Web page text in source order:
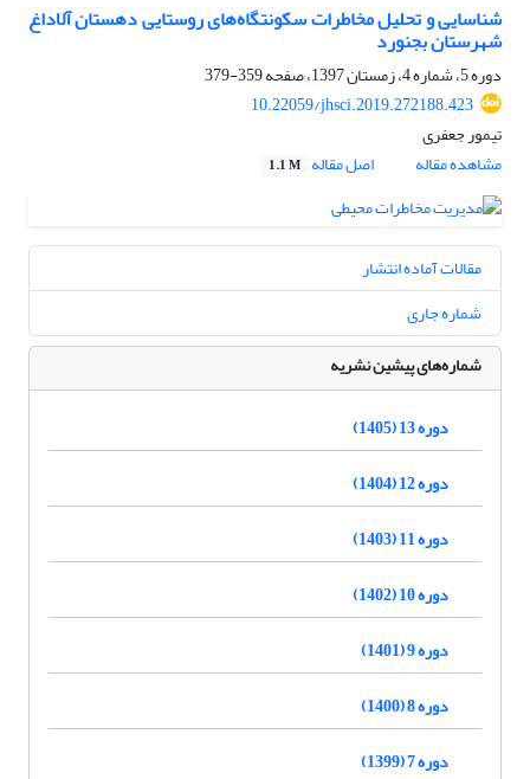
شناسایی و تحلیل مخاطرات سکونتگاه‌های روستایی دهستان آلاداغ
شهرستان بجنورد
دوره 5، شماره 4، زمستان 1397، صفحه
359-379
10.22059/jhsci.2019.272188.423
تیمور جعفری
مشاهده مقاله
اصل مقاله 1.1 M
مقالات آماده انتشار
شماره جاری
شماره‌های پیشین نشریه
دوره 13 (1405)
دوره 12 (1404)
دوره 11 (1403)
دوره 10 (1402)
دوره 9 (1401)
دوره 8 (1400)
دوره 7 (1399)